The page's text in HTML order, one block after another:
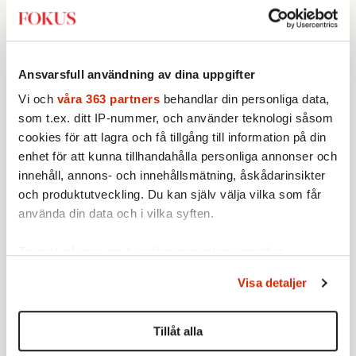
Ansvarsfull användning av dina uppgifter
Vi och våra 363 partners behandlar din personliga data,
som t.ex. ditt IP-nummer, och använder teknologi såsom
cookies för att lagra och få tillgång till information på din
enhet för att kunna tillhandahålla personliga annonser och
innehåll, annons- och innehållsmätning, åskådarinsikter
och produktutveckling. Du kan själv välja vilka som får
använda din data och i vilka syften.
Du kan ändra eller dra tillbaka ditt samtycke när som
helst från cookie-förklaringen.
Vi använder enhetsidentifierare för att anpassa innehållet
Visa detaljer
Tillåt alla
Testa vår valkompass 2026!
Testa här!